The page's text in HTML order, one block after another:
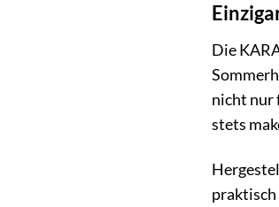
Die
nicht nur
stets
praktisch